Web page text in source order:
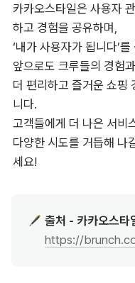
카카오스타일은 사용자
하고 경험을 공유하며,
‘내가 사용자가 됩니다’
앞으로도 크루들의 경험
더 편리하고 즐거운 쇼핑
니다.
고객들에게 더 나은 서비
다양한 시도를 거듭해 나
세요!
🖋️ 출처 - 카카오스타
https://